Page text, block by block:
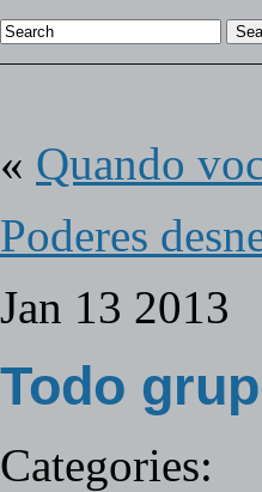
« Quando
Poderes
Jan 13 2013
Todo
Categories: